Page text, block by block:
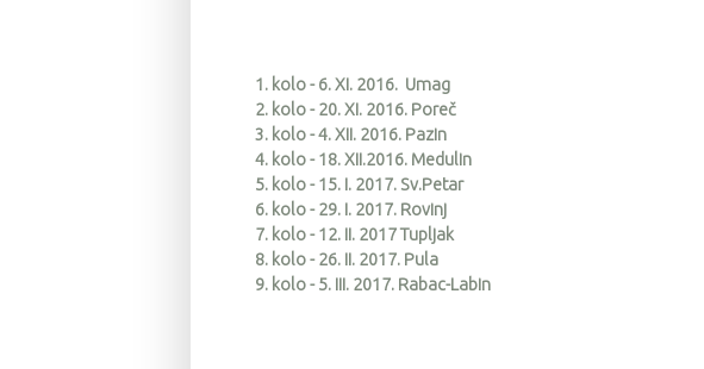
1. kolo - 6. XI. 2016. Umag
2. kolo - 20. XI. 2016. Poreč
3. kolo - 4. XII. 2016. Pazin
4. kolo - 18. XII.2016. Medulin
5. kolo - 15. I. 2017. Sv.Petar
6. kolo - 29. I. 2017. Rovinj
7. kolo - 12. II. 2017 Tupljak
8. kolo - 26. II. 2017. Pula
9. kolo - 5. III. 2017. Rabac-Labin